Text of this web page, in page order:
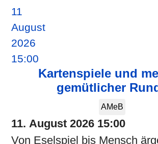
11
August
2026
15:00
Kartenspiele und
gemütlicher
AMeB
11. August 2026 15:00
Von Eselspiel bis Mensch